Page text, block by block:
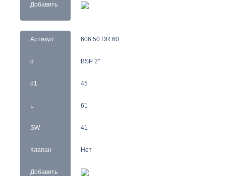
Добавить
Артикул
d
d1
L
SW
Клапан
Добавить
606.50 DR 60
BSP 2"
45
61
41
Нет